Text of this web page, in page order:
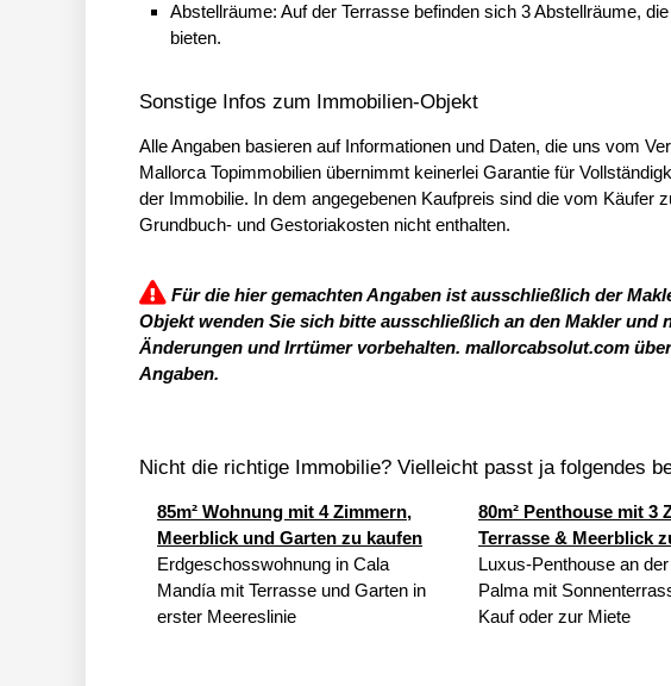
Abstellräume: Auf der Terrasse befinden sich 3 Abstellräume,
bieten.
Sonstige Infos zum Immobilien-Objekt
Alle Angaben basieren auf Informationen und Daten, die uns vom
Mallorca Topimmobilien übernimmt keinerlei Garantie für
der Immobilie. In dem angegebenen Kaufpreis sind die vom Käufer
Grundbuch- und Gestoriakosten nicht enthalten.
Für die hier gemachten Angaben ist ausschließlich der
Objekt wenden Sie sich bitte ausschließlich an den Makler und
Änderungen und Irrtümer vorbehalten. mallorcabsolut.com
Angaben.
Nicht die richtige Immobilie? Vielleicht passt ja folgendes
85m² Wohnung mit 4 Zimmern,
Meerblick und Garten zu kaufen
Erdgeschosswohnung in Cala
Mandía mit Terrasse und Garten in
erster Meereslinie
80m² Penthouse mit 3
Terrasse & Meerblick
Luxus-Penthouse an
Palma mit
Kauf oder zur Miete